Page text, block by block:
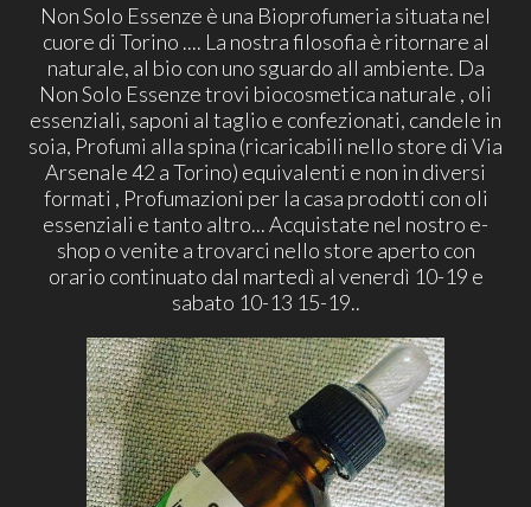
Non Solo Essenze è una Bioprofumeria situata nel
cuore di Torino .... La nostra filosofia è ritornare al
naturale, al bio con uno sguardo all ambiente. Da
Non Solo Essenze trovi biocosmetica naturale , oli
essenziali, saponi al taglio e confezionati, candele in
soia, Profumi alla spina (ricaricabili nello store di Via
Arsenale 42 a Torino) equivalenti e non in diversi
formati , Profumazioni per la casa prodotti con oli
essenziali e tanto altro... Acquistate nel nostro e-
shop o venite a trovarci nello store aperto con
orario continuato dal martedì al venerdì 10-19 e
sabato 10-13 15-19..